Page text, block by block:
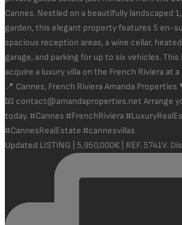
Updated LISTING | 5,950,000€ | RÉF. 5741V. Dis